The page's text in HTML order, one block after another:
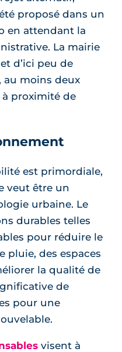
proposé dans un
en attendant la
La mairie
d’ici peu de
au moins deux
à proximité de
est primordiale,
veut être un
urbaine. Le
durables telles
pour réduire le
pluie, des espaces
la qualité de
de
pour une
visent à